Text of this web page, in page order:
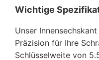
Wichtige
Unser
Präzision für Ihre
Schlüsselweite von